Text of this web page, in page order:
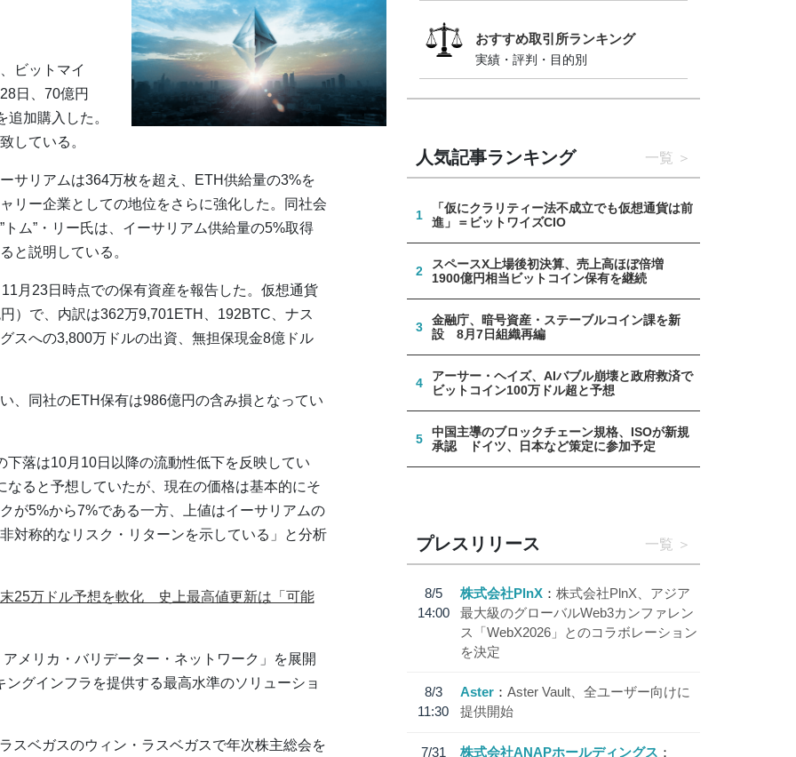
ビットマイ
日、70億円
加購入した。
している。
サリアムは364万枚を超え、ETH供給量の3%を
リー企業としての地位をさらに強化した。同社会
ム”・リー氏は、イーサリアム供給量の5%取得
と説明している。
月23日時点での保有資産を報告した。仮想通貨
）で、内訳は362万9,701ETH、192BTC、ナス
スへの3,800万ドルの出資、無担保現金8億ドル
、同社のETH保有は986億円の含み損となってい
落は10月10日以降の流動性低下を反映してい
ると予想していたが、現在の価格は基本的にそ
が5%から7%である一方、上値はイーサリアムの
対称的なリスク・リターンを示している」と分析
25万ドル予想を軟化 史上最高値更新は「可能
メリカ・バリデーター・ネットワーク」を展開
グインフラを提供する最高水準のソリューショ
スベガスのウィン・ラスベガスで年次株主総会を
おすすめ取引所ランキング
実績・評判・目的別
人気記事ランキング 一覧
1
「仮にクラリティー法不成立でも仮想通貨は前
進」＝ビットワイズCIO
2
スペースX上場後初決算、売上高ほぼ倍増
1900億円相当ビットコイン保有を継続
3
金融庁、暗号資産・ステーブルコイン課を新
設 8月7日組織再編
4
アーサー・ヘイズ、AIバブル崩壊と政府救済で
ビットコイン100万ドル超と予想
5
中国主導のブロックチェーン規格、ISOが新規
承認 ドイツ、日本など策定に参加予定
プレスリリース 一覧
8/5
14:00
株式会社PlnX
株式会社PlnX、アジア
最大級のグローバルWeb3カンファレン
ス「WebX2026」とのコラボレーション
を決定
8/3
11:30
Aster
Aster Vault、全ユーザー向けに
提供開始
7/31
株式会社ANAPホールディングス